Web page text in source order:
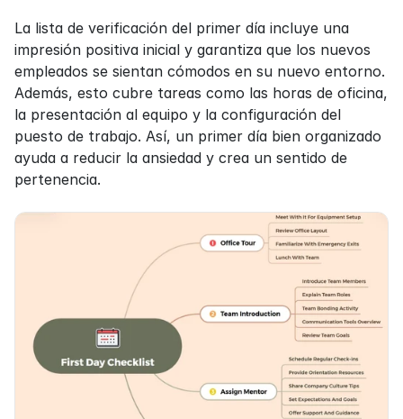
La lista de verificación del primer día incluye una
impresión positiva inicial y garantiza que los nuevos
empleados se sientan cómodos en su nuevo entorno.
Además, esto cubre tareas como las horas de oficina,
la presentación al equipo y la configuración del
puesto de trabajo. Así, un primer día bien organizado
ayuda a reducir la ansiedad y crea un sentido de
pertenencia.